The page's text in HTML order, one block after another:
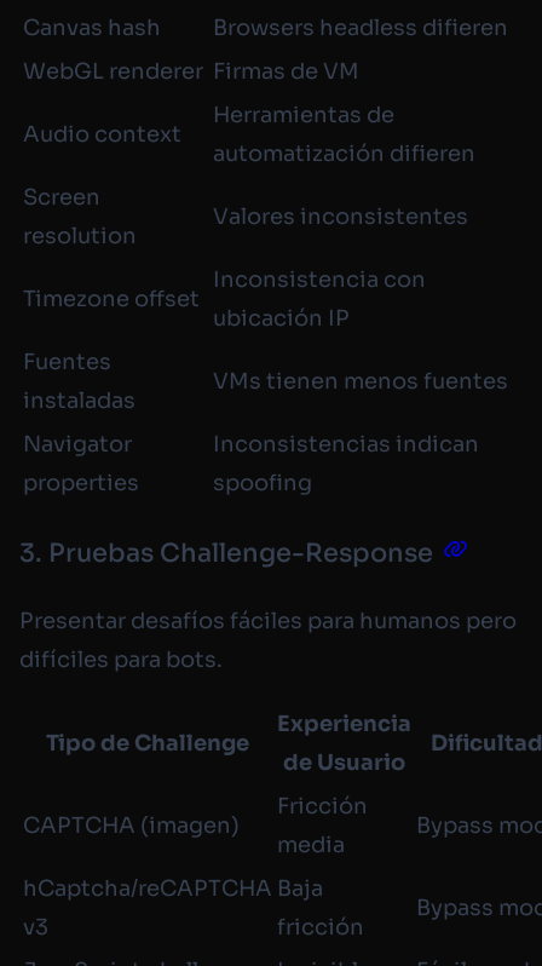
Canvas hash
Browsers headless difieren
WebGL renderer Firmas de VM
Audio context
Herramientas de
automatización difieren
Screen
resolution
Valores inconsistentes
Timezone offset
Inconsistencia con
ubicación IP
Fuentes
instaladas
VMs tienen menos fuentes
Navigator
properties
Inconsistencias indican
spoofing
3. Pruebas Challenge-Response
Presentar desafíos fáciles para humanos pero
difíciles para bots.
Tipo de Challenge
Experiencia
de Usuario
CAPTCHA (imagen)
Fricción
media
Bypass
hCaptcha/reCAPTCHA
v3
Baja
fricción
Bypass